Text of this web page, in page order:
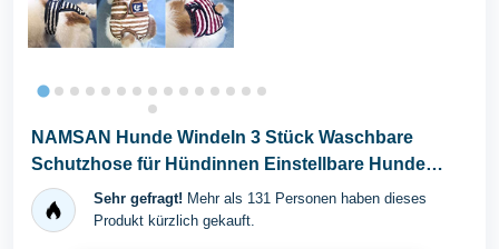
NAMSAN Hunde Windeln 3 Stück Waschbare
Schutzhose für Hündinnen Einstellbare Hunde
Höschen für...Sehr gefragt! Mehr als 131 Personen haben dieses
Produkt kürzlich gekauft.